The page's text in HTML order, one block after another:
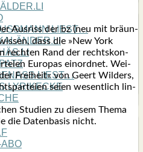
LIEST…
LIEST…
LYRIK­ECKE
Aus­riss der bz (neu mit bräun­
dass die »New York
rech­ten Rand der rechts­kon­
Euro­pas ein­ord­net. Wei­
Frei­heit« von Geert Wil­ders,
sei­en wesent­lich lin­
Stu­di­en zu die­sem The­ma
die Daten­ba­sis nicht.